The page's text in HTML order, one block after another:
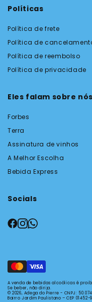
Políticas
Política de frete
Política de
Política de reembolso
Política de privacidade
Eles falam sobre nós
Forbes
Terra
Assinatura de vinhos
A Melhor Escolha
Bebida Express
Socials
A venda de bebidas alcoólicas é
Se beber, não dirija.
© 2026, Adega do Pierre - CNPJ:
Bairro Jardim Paulistano – CEP 01452-